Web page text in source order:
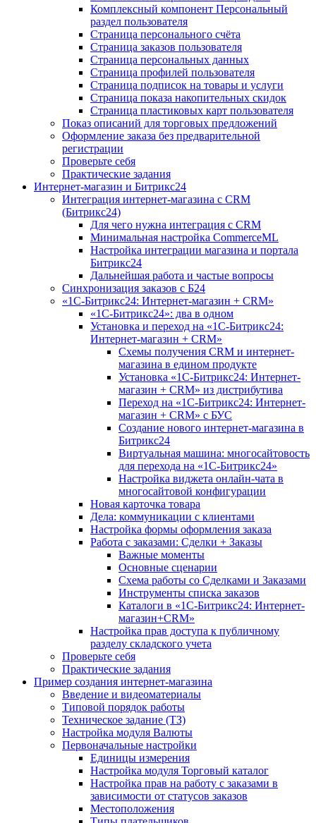
Комплексный компонент Персональный
раздел пользователя
Страница персонального счёта
Страница заказов пользователя
Страница персональных данных
Страница профилей пользователя
Страница подписок на товары и услуги
Страница показа накопительных скидок
Страница пластиковых карт пользователя
Показ описаний для торговых предложений
Оформление заказа без предварительной
регистрации
Проверьте себя
Практические задания
Интернет-магазин и Битрикс24
Интеграция интернет-магазина с CRM
(Битрикс24)
Для чего нужна интеграция с CRM
Минимальная настройка CommerceML
Настройка интеграции магазина и портала
Битрикс24
Дальнейшая работа и частые вопросы
Синхронизация заказов с Б24
«1С-Битрикс24: Интернет-магазин + CRM»
«1С-Битрикс24»: два в одном
Установка и переход на «1С-Битрикс24:
Интернет-магазин + CRM»
Схемы получения CRM и интернет-
магазина в едином продукте
Установка «1С-Битрикс24: Интернет-
магазин + CRM» из дистрибутива
Переход на «1С-Битрикс24: Интернет-
магазин + CRM» с БУС
Создание нового интернет-магазина в
Битрикс24
Виртуальная машина: многосайтовость
для перехода на «1С-Битрикс24»
Настройка виджета онлайн-чата в
многосайтовой конфигурации
Новая карточка товара
Дела: коммуникации с клиентами
Настройка формы оформления заказа
Работа с заказами: Сделки + Заказы
Важные моменты
Основные сценарии
Схема работы со Сделками и Заказами
Инструменты списка заказов
Каталоги в «1С-Битрикс24: Интернет-
магазин+CRM»
Настройка прав доступа к публичному
разделу складского учета
Проверьте себя
Практические задания
Пример создания интернет-магазина
Введение и видеоматериалы
Типовой порядок работы
Техническое задание (ТЗ)
Настройка модуля Валюты
Первоначальные настройки
Единицы измерения
Настройка модуля Торговый каталог
Настройка прав на работу с заказами в
зависимости от статусов заказов
Местоположения